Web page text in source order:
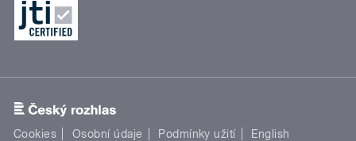
Cookies Osobní údaje Podmínky užití English